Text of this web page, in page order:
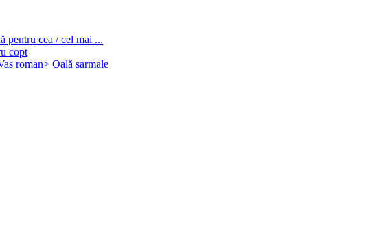
pentru cea / cel mai ...
copt
roman> Oală sarmale